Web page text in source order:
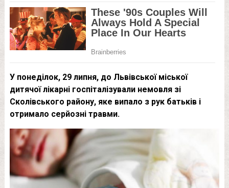
У понеділок, 29 липня, до Львівської міської
дитячої лікарні госпіталізували немовля зі
Сколівського району, яке випало з рук батьків і
отримало серйозні травми.